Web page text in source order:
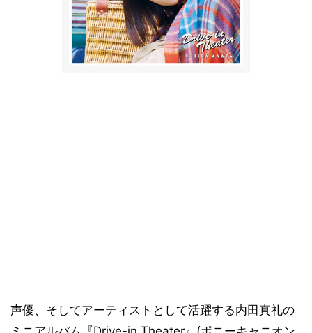
声優、そしてアーティストとして活躍する内田真礼の